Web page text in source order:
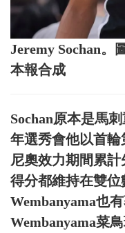
Jeremy Sochan。
本報合成
Sochan原本是馬
年選秀會他以首
尼奧效力期間累計
得分都維持在雙
Wembanyama也
Wembanyama菜